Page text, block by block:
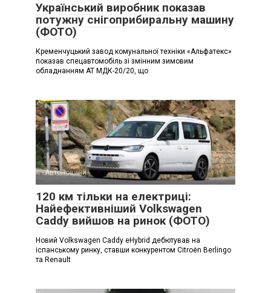
Український виробник показав
потужну снігоприбиральну машину
(ФОТО)
Кременчуцький завод комунальної техніки «Альфатекс»
показав спецавтомобіль зі змінним зимовим
обладнанням АТ МДК-20/20, що
Автоновини
120 км тільки на електриці:
Найефективніший Volkswagen
Caddy вийшов на ринок (ФОТО)
Новий Volkswagen Caddy eHybrid дебютував на
іспанському ринку, ставши конкурентом Citroën Berlingo
та Renault